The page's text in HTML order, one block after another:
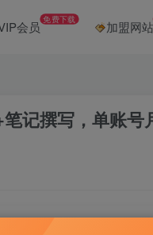
会员 免费下载 加盟网站
记撰写，单账号
天变现营3.0：AI原创+油管